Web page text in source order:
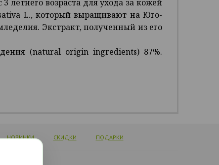
летнего возраста для ухода за кожей
L., который выращивают на Юго-
Экстракт, полученный из его
(natural origin ingredients) 87%.
НОВИНКИ СКИДКИ ПОДАРКИ